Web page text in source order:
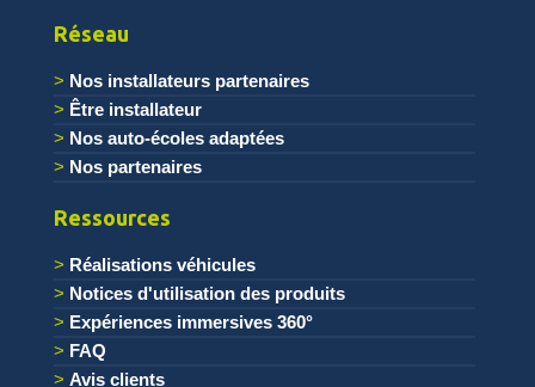
Réseau
Nos installateurs partenaires
Être installateur
Nos auto-écoles adaptées
Nos partenaires
Ressources
Réalisations véhicules
Notices d'utilisation des produits
Expériences immersives 360°
FAQ
Avis clients